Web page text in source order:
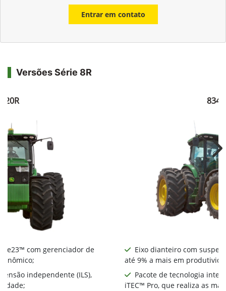
Entrar em contato
Versões Série 8R
e23™ com gerenciador de
independente (ILS),
Eixo dianteiro com
até 9% a mais em
Pacote de tecnologia
iTEC™ Pro, que realiza as